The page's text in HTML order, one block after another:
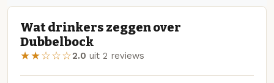
Wat drinkers zeggen over
Dubbelbock
★★☆☆☆2.0 uit 2 reviews